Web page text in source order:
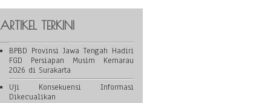
ARTIKEL TERKINI
BPBD Provinsi Jawa Tengah Hadiri
FGD Persiapan Musim Kemarau
2026 di Surakarta
Uji Konsekuensi Informasi
Dikecualikan